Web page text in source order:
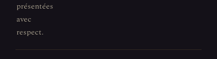
présentées
avec
respect.